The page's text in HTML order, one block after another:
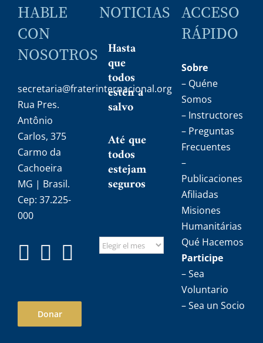
HABLE
CON
NOSOTROS
secretaria@fraterinternacional.org
Rua Pres.
Antônio
Carlos, 375
Carmo da
Cachoeira
MG | Brasil.
Cep: 37.225-
000
Donar
NOTICIAS
Hasta
que
todos
estén a
salvo
Até que
todos
estejam
seguros
ACCESO
RÁPIDO
Sobre
– Quéne
Somos
– Instructores
– Preguntas
Frecuentes
–
Publicaciones
Afiliadas
Misiones
Humanitárias
Qué Hacemos
Participe
– Sea
Voluntario
– Sea un Socio